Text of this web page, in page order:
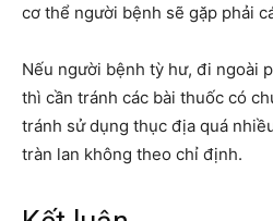
cơ thể người bệnh sẽ gặp phải
Nếu người bệnh tỳ hư, đi ngoài
thì cần tránh các bài thuốc có
tránh sử dụng thục địa quá
tràn lan không theo chỉ định.